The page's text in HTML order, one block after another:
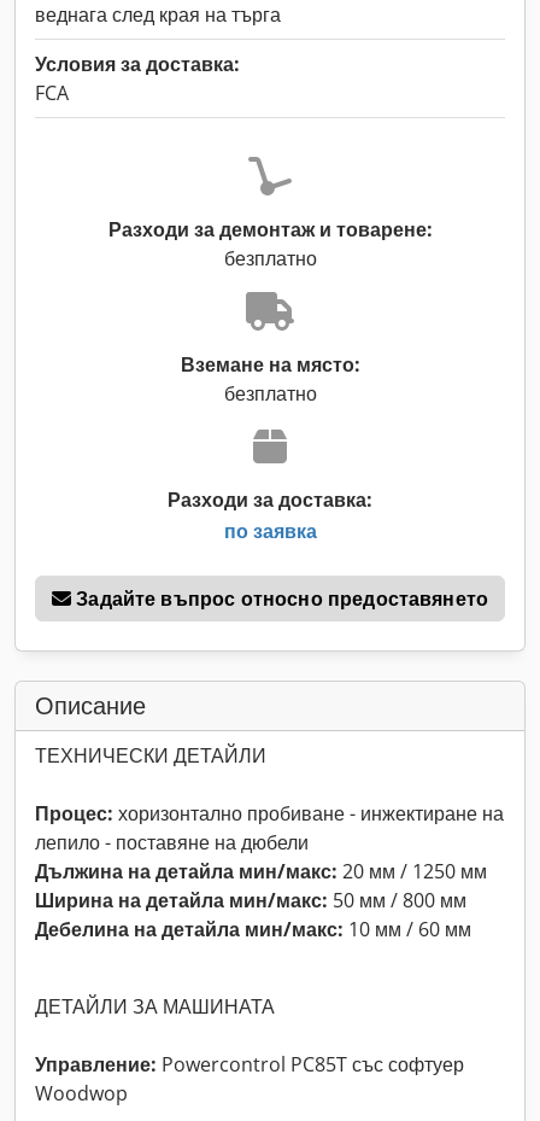
веднага след края на търга
Условия за доставка:
FCA
Разходи за демонтаж и товарене:
безплатно
Вземане на място:
безплатно
Разходи за доставка:
по заявка
Задайте въпрос относно предоставянето
Описание
ТЕХНИЧЕСКИ ДЕТАЙЛИ
Процес: хоризонтално пробиване - инжектиране на
лепило - поставяне на дюбели
Дължина на детайла мин/макс: 20 мм / 1250 мм
Ширина на детайла мин/макс: 50 мм / 800 мм
Дебелина на детайла мин/макс: 10 мм / 60 мм
ДЕТАЙЛИ ЗА МАШИНАТА
Управление: Powercontrol PC85T със софтуер
Woodwop